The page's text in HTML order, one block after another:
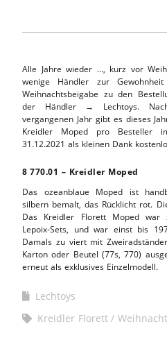
Alle Jahre wieder …, kurz vor
wenige Händler zur
Weihnachtsbeigabe zu den
der Händler → Lechtoys.
vergangenen Jahr gibt es dieses
Kreidler Moped pro
31.12.2021 als kleinen Dank
8 770.01 – Kreidler Moped
Das ozeanblaue Moped ist
silbern bemalt, das Rücklicht rot.
Das Kreidler Florett Moped war
Lepoix-Sets, und war einst bis
Damals zu viert mit
Karton oder Beutel (77s, 770)
erneut als exklusives Einzelmodell.
Lechtoys
Kreidler Florett